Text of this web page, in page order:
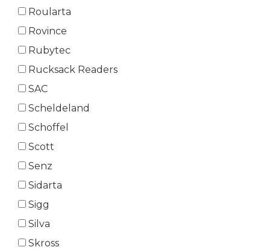
Roularta
Rovince
Rubytec
Rucksack Readers
SAC
Scheldeland
Schoffel
Scott
Senz
Sidarta
Sigg
Silva
Skross